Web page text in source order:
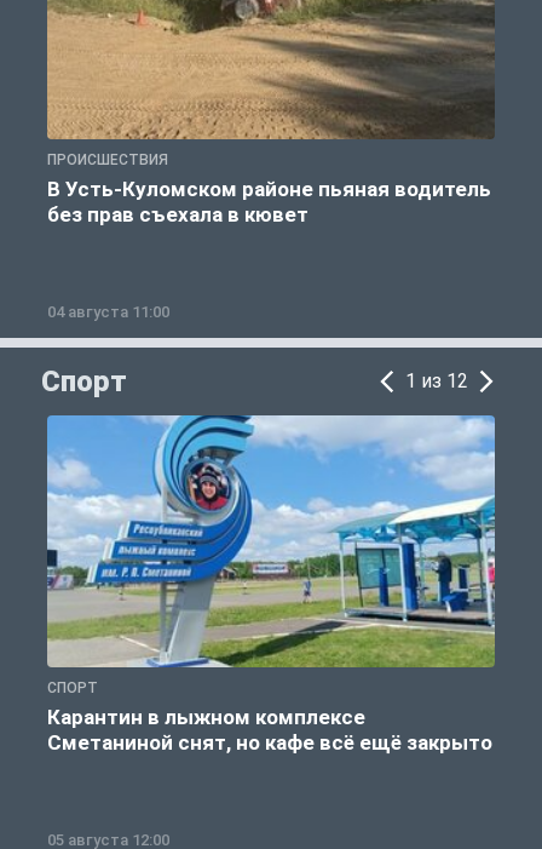
ПРОИСШЕСТВИЯ
В Усть-Куломском районе пьяная водитель
без прав съехала в кювет
04 августа 11:00
Спорт 1 из 12
СПОРТ
Карантин в лыжном комплексе
Сметаниной снят, но кафе всё ещё закрыто
05 августа 12:00